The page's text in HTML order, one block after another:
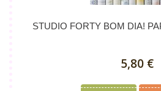
STUDIO FORTY BOM DIA!
5,80 €